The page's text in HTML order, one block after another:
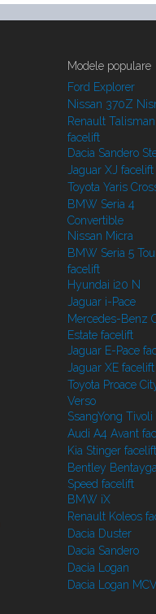
Modele populare
Ford Explorer
Nissan 370Z
Renault
facelift
Dacia Sandero
Jaguar XJ facelift
Toyota Yaris
BMW Seria 4
Convertible
Nissan Micra
BMW Seria 5
facelift
Hyundai i20 N
Jaguar i-Pace
Mercedes-Benz
Estate facelift
Jaguar E-Pace
Jaguar XE facelift
Toyota Proace
Verso
SsangYong
Audi A4 Avant
Kia Stinger facelift
Bentley Bentayga
Speed facelift
BMW iX
Renault Koleos
Dacia Duster
Dacia Sandero
Dacia Logan
Dacia Logan MCV